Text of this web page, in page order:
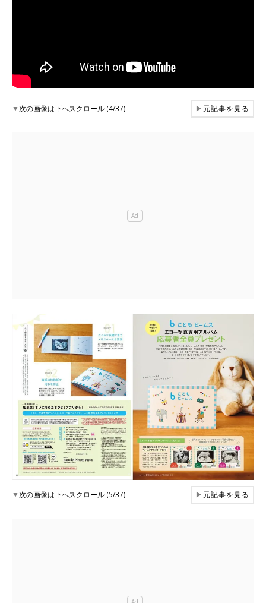
▼次の画像は下へスクロール (4/37) ▶元記事を見る
▼次の画像は下へスクロール (5/37) ▶元記事を見る